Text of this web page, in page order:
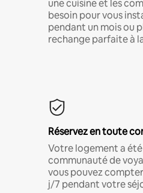
une cuisine et les
besoin pour vous
pendant un mois ou
rechange parfaite à
Réservez en toute
Votre logement a
communauté de
vous pouvez
j/7 pendant votre